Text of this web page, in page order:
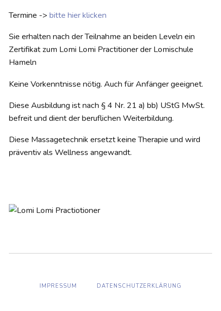
Termine -> bitte hier klicken
Sie erhalten nach der Teilnahme an beiden Leveln ein
Zertifikat zum Lomi Lomi Practitioner der Lomischule
Hameln
Keine Vorkenntnisse nötig. Auch für Anfänger geeignet.
Diese Ausbildung ist nach § 4 Nr. 21 a) bb) UStG MwSt.
befreit und dient der beruflichen Weiterbildung.
Diese Massagetechnik ersetzt keine Therapie und wird
präventiv als Wellness angewandt.
IMPRESSUM DATENSCHUTZERKLÄRUNG